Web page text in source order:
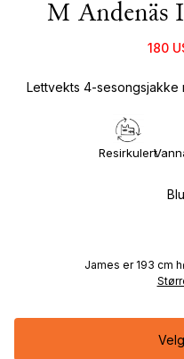
M Andenäs
180
Lettvekts 4-sesongsjakke
Resirkulert
James er 193 cm